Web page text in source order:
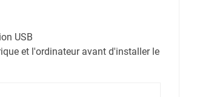
USB
et l'ordinateur avant d'installer le